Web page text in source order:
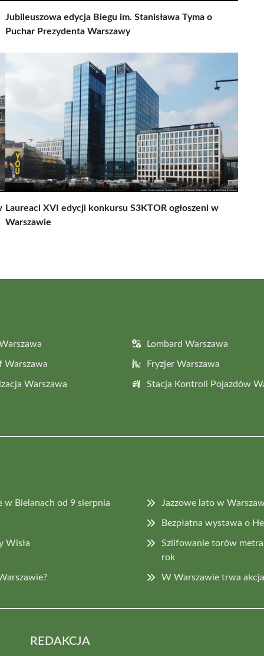
Jubileuszowa edycja Biegu im. Stanisława Tyma o
Puchar Prezydenta Warszawy
Laureaci XVI edycji konkursu S3KTOR ogłoszeni w
Warszawie
Lombard Warszawa
Warszawa Fryzjer Warszawa
Warszawa Stacja Kontroli Pojazdów
w Bielanach od 9 sierpnia Jazzowe lato w
Bezpłatna wystawa o
Wisła
Szlifowanie torów
rok
W Warszawie trwa
REDAKCJA